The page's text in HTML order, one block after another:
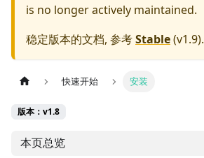
is no longer actively maintained.
稳定版本的文档, 参考Stable(v1.9).
快速开始 安装
版本：v1.8
本页总览